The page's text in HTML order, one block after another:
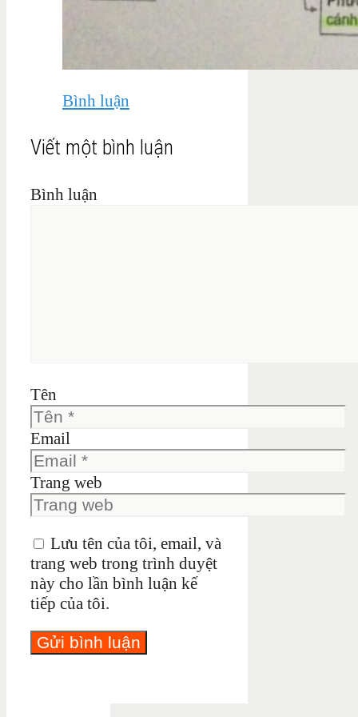
Bình luận
Viết một bình luận
Bình luận
Tên
Email
Trang web
Lưu tên của tôi, email, và
trang web trong trình duyệt
này cho lần bình luận kế
tiếp của tôi.